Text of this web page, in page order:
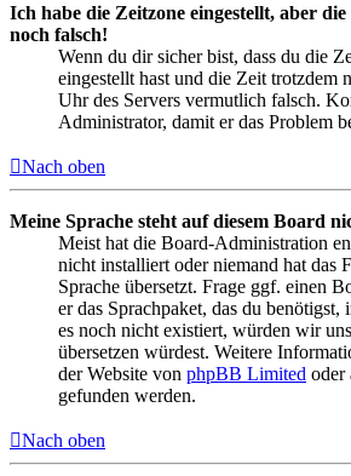
Ich habe die Zeitzone eingestellt, aber
noch falsch!
Wenn du dir sicher bist, dass du die
eingestellt hast und die Zeit trotzdem
Uhr des Servers vermutlich falsch.
Administrator, damit er das Problem
Nach oben
Meine Sprache steht auf diesem Board
Meist hat die Board-Administration
nicht installiert oder niemand hat das
Sprache übersetzt. Frage ggf. einen
er das Sprachpaket, das du benötigst,
es noch nicht existiert, würden wir
übersetzen würdest. Weitere
der Website von phpBB Limited oder
gefunden werden.
Nach oben